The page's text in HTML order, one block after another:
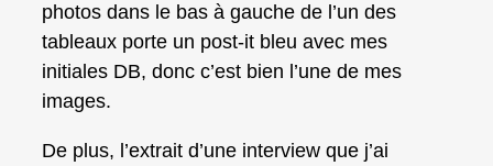
photos dans le bas à gauche de l’un des
tableaux porte un post-it bleu avec mes
initiales DB, donc c’est bien l’une de mes
images.
De plus, l’extrait d’une interview que j’ai